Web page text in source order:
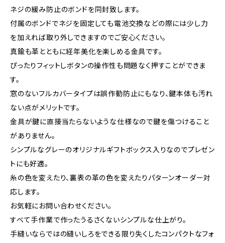
ネジの緩み防止のボンドを同封致します。
付属のボンドでネジを固定しても電池交換などの際には少し力
を加えれば取り外しできますのでご安心ください。
真鍮も革とともに経年美化を楽しめる金具です。
ぴったりフィットしボタンの操作性も問題なく押すことができま
す。
窓のないフルカバータイプは誤作動防止にもなり、鍵本体も汚れ
ない点がメリットです。
金具が鍵に直接当たらないような仕様なので鍵を傷つけること
がありません。
シンプルなグレーのオリジナルギフトボックス入りなのでプレゼン
トにも好適。
糸の色を変えたり、裏表の革の色を変えたりパターンオーダー対
応します。
お気軽にお問い合わせください。
すべて手作業で作ったうるさくないシンプルな仕上がり。
手縫いならではの縫いしろをできる限り失くしたコンパクトなフォ